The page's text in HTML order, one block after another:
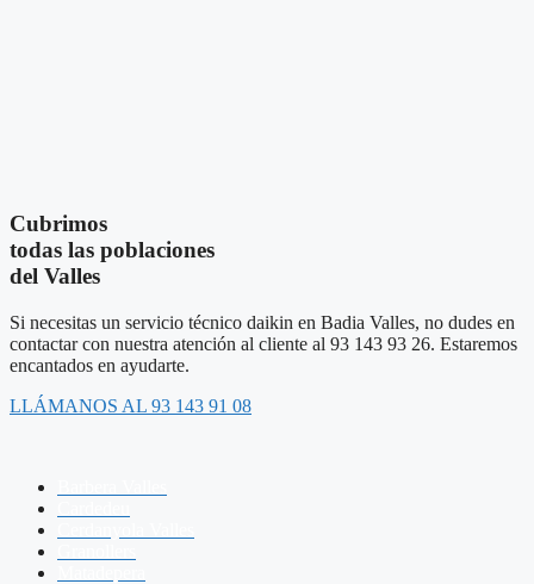
Cubrimos
todas las poblaciones
del Valles
Si necesitas un servicio técnico daikin en Badia Valles, no dudes en
contactar con nuestra atención al cliente al 93 143 93 26. Estaremos
encantados en ayudarte.
LLÁMANOS AL 93 143 91 08